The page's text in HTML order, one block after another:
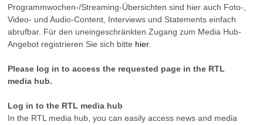
Programmwochen-/Streaming-Übersichten sind hier auch Foto-,
Video- und Audio-Content, Interviews und Statements einfach
abrufbar. Für den uneingeschränkten Zugang zum Media Hub-
Angebot registrieren Sie sich bitte hier.
Please log in to access the requested page in the RTL
media hub.
Log in to the RTL media hub
In the RTL media hub, you can easily access news and media